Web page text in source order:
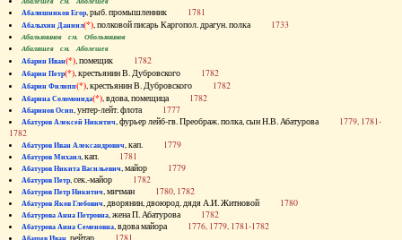
Абалишников Егор, рыб. промышленник 1781
Абалыхин Даниил(*), полковой писарь Каргопол. драгун. полка 1733
Абальянинов см. Обольянинов
Абаляшев см. Аболешев
Абарин Иван(*), помещик 1782
Абарин Петр(*), крестьянин В. Дубровского 1782
Абарин Филипп(*), крестьянин В. Дубровского 1782
Абарина Соломонида(*), вдова, помещица 1782
Абаринов Осип, унтер-лейт. флота 1777
Абатуров Алексей Никитич, фурьер лейб-гв. Преображ. полка, сын Н.В. Абатурова 1779, 1781-
1782
Абатуров Иван Александрович, кап. 1779
Абатуров Михаил, кап. 1781
Абатуров Никита Васильевич, майор 1779
Абатуров Петр, сек.-майор 1782
Абатуров Петр Никитич, мичман 1780, 1782
Абатуров Яков Глебович, дворянин, двоюрод. дядя А.И. Житновой 1780
Абатурова Анна Петровна, жена П. Абатурова 1782
Абатурова Анна Семеновна, вдова майора 1776, 1779, 1781-1782